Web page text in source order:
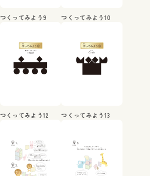
つくってみよう9 つくってみよう10
つくってみよう12 つくってみよう13